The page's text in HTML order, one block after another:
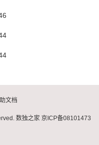
文档
数独之家 京ICP备08101473